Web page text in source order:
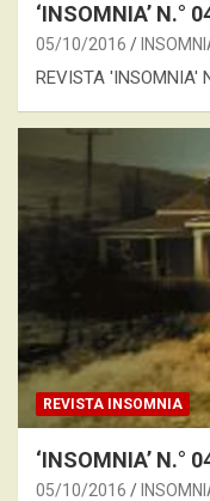
‘INSOMNIA’ N.°
05/10/2016
REVISTA 'INSOMNIA'
REVISTA INSOMNIA
‘INSOMNIA’ N.°
05/10/2016